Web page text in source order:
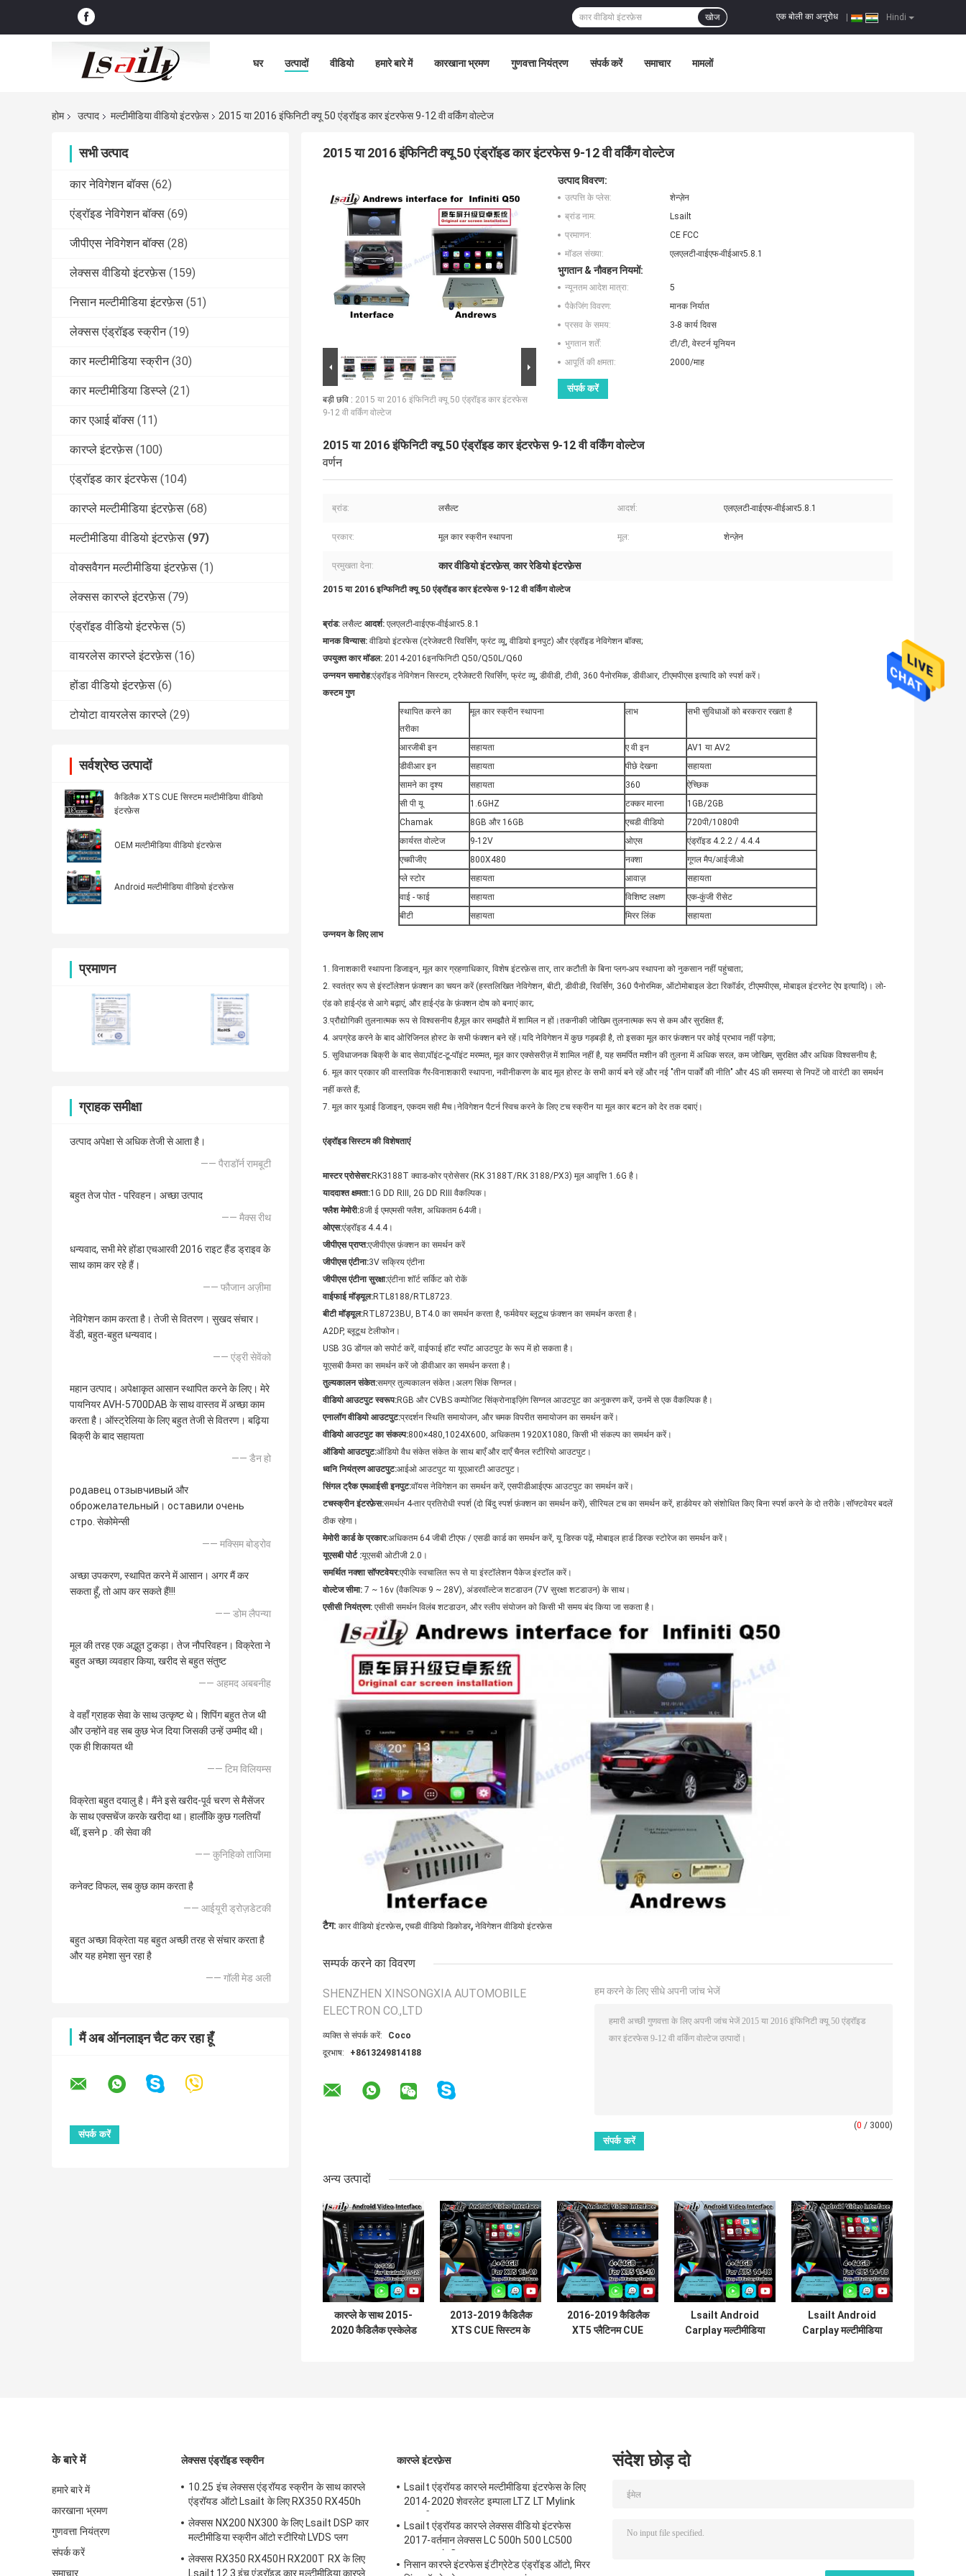
Hindi
एक बोली का अनुरोध
खोज
घर उत्पादों वीडियो हमारे बारे में कारखाना भ्रमण गुणवत्ता नियंत्रण संपर्क करें समाचार मामलों
होम उत्पाद मल्टीमीडिया वीडियो इंटरफ़ेस 2015 या 2016 इंफिनिटी क्यू 50 एंड्रॉइड कार इंटरफेस 9-12 वी वर्किंग वोल्टेज
सभी उत्पाद
कार नेविगेशन बॉक्स (62)
एंड्रॉइड नेविगेशन बॉक्स (69)
जीपीएस नेविगेशन बॉक्स (28)
लेक्सस वीडियो इंटरफ़ेस (159)
निसान मल्टीमीडिया इंटरफ़ेस (51)
लेक्सस एंड्रॉइड स्क्रीन (19)
कार मल्टीमीडिया स्क्रीन (30)
कार मल्टीमीडिया डिस्प्ले (21)
कार एआई बॉक्स (11)
कारप्ले इंटरफ़ेस (100)
एंड्रॉइड कार इंटरफेस (104)
कारप्ले मल्टीमीडिया इंटरफ़ेस (68)
मल्टीमीडिया वीडियो इंटरफ़ेस (97)
वोक्सवैगन मल्टीमीडिया इंटरफ़ेस (1)
लेक्सस कारप्ले इंटरफ़ेस (79)
एंड्रॉइड वीडियो इंटरफेस (5)
वायरलेस कारप्ले इंटरफ़ेस (16)
होंडा वीडियो इंटरफ़ेस (6)
टोयोटा वायरलेस कारप्ले (29)
सर्वश्रेष्ठ उत्पादों
कैडिलैक XTS CUE सिस्टम मल्टीमीडिया वीडियो
इंटरफ़ेस
OEM मल्टीमीडिया वीडियो इंटरफ़ेस
Android मल्टीमीडिया वीडियो इंटरफ़ेस
प्रमाणन
ग्राहक समीक्षा
उत्पाद अपेक्षा से अधिक तेजी से आता है।
—— पैराडॉर्न रामबूटी
बहुत तेज पोत - परिवहन। अच्छा उत्पाद
—— मैक्स रीथ
धन्यवाद, सभी मेरे होंडा एचआरवी 2016 राइट हैंड ड्राइव के
साथ काम कर रहे हैं।
—— फौजान अज़ीमा
नेविगेशन काम करता है। तेजी से वितरण। सुखद संचार।
वेंडी, बहुत-बहुत धन्यवाद।
—— एंड्री सेवेंको
महान उत्पाद। अपेक्षाकृत आसान स्थापित करने के लिए। मेरे
पायनियर AVH-5700DAB के साथ वास्तव में अच्छा काम
करता है। ऑस्ट्रेलिया के लिए बहुत तेजी से वितरण। बढ़िया
बिक्री के बाद सहायता
—— डैन हो
родавец отзывчивый और
оброжелательный। оставили очень
стро. सेकोमेन्सी
—— मक्सिम बोड्रोव
अच्छा उपकरण, स्थापित करने में आसान। अगर मैं कर
सकता हूँ, तो आप कर सकते हैं!!!
—— डोम लैपन्या
मूल की तरह एक अद्भुत टुकड़ा। तेज नौपरिवहन। विक्रेता ने
बहुत अच्छा व्यवहार किया, खरीद से बहुत संतुष्ट
—— अहमद अबबनीह
वे वहाँ ग्राहक सेवा के साथ उत्कृष्ट थे। शिपिंग बहुत तेज थी
और उन्होंने वह सब कुछ भेज दिया जिसकी उन्हें उम्मीद थी।
एक ही शिकायत थी
—— टिम विलियम्स
विक्रेता बहुत दयालु है। मैंने इसे खरीद-पूर्व चरण से मैसेंजर
के साथ एक्सचेंज करके खरीदा था। हालाँकि कुछ गलतियाँ
थीं, इसने p . की सेवा की
—— कुनिहिको ताजिमा
कनेक्ट विफल, सब कुछ काम करता है
—— आईयूरी ड्रोज़डेटकी
बहुत अच्छा विक्रेता यह बहुत अच्छी तरह से संचार करता है
और यह हमेशा सुन रहा है
—— गॉली मेड अली
मैं अब ऑनलाइन चैट कर रहा हूँ
2015 या 2016 इंफिनिटी क्यू 50 एंड्रॉइड कार इंटरफेस 9-12 वी वर्किंग वोल्टेज
बड़ी छवि : 2015 या 2016 इंफिनिटी क्यू 50 एंड्रॉइड कार इंटरफेस
9-12 वी वर्किंग वोल्टेज
उत्पाद विवरण:
उत्पत्ति के प्लेस:
शेन्ज़ेन
ब्रांड नाम:
Lsailt
प्रमाणन:
CE FCC
मॉडल संख्या:
एलएलटी-वाईएफ-वीईआर5.8.1
भुगतान & नौवहन नियमों:
न्यूनतम आदेश मात्रा:
5
पैकेजिंग विवरण:
मानक निर्यात
प्रसव के समय:
3-8 कार्य दिवस
भुगतान शर्तें:
टी/टी, वेस्टर्न यूनियन
आपूर्ति की क्षमता:
2000/माह
संपर्क करें
2015 या 2016 इंफिनिटी क्यू 50 एंड्रॉइड कार इंटरफेस 9-12 वी वर्किंग वोल्टेज
वर्णन
ब्रांड: लसैल्ट आदर्श: एलएलटी-वाईएफ-वीईआर5.8.1
प्रकार: मूल कार स्क्रीन स्थापना मूल: शेन्ज़ेन
प्रमुखता देना: कार वीडियो इंटरफ़ेस,कार रेडियो इंटरफ़ेस
2015 या 2016 इन्फिनिटी क्यू 50 एंड्रॉइड कार इंटरफेस 9-12 वी वर्किंग वोल्टेज
ब्रांड: लसैल्ट आदर्श: एलएलटी-वाईएफ-वीईआर5.8.1
मानक विन्यास: वीडियो इंटरफेस (ट्रेजेक्टरी रिवर्सिंग, फ्रंट व्यू, वीडियो इनपुट) और एंड्रॉइड नेविगेशन बॉक्स;
उपयुक्त कार मॉडल: 2014-2016इनफिनिटी Q50/Q50L/Q60
उन्नयन समारोह:एंड्रॉइड नेविगेशन सिस्टम, ट्रैजेक्टरी रिवर्सिंग, फ्रंट व्यू, डीवीडी, टीवी, 360 पैनोरमिक, डीवीआर, टीएमपीएस इत्यादि को स्पर्श करें।
कस्टम गुण
स्थापित करने का
तरीका
मूल कार स्क्रीन स्थापना लाभ सभी सुविधाओं को बरकरार रखता है
आरजीबी इन सहायता ए वी इन
AV1 या AV2
डीवीआर इन
सहायता पीछे देखना
सहायता
सामने का दृश्य
सहायता 360
ऐच्छिक
सी पी यू
1.6GHZ टक्कर मारना
1GB/2GB
Chamak
8GB और 16GB एचडी वीडियो
720पी/1080पी
कार्यरत वोल्टेज
9-12V ओएस
एंड्रॉइड 4.2.2 / 4.4.4
एचवीजीए
800X480 नक्शा
गूगल मैप/आईजीओ
प्ले स्टोर
सहायता आवाज़
सहायता
वाई - फाई
सहायता विशिष्ट लक्षण
एक-कुंजी रीसेट
बीटी
सहायता मिरर लिंक
सहायता
उन्नयन के लिए लाभ
1. विनाशकारी स्थापना डिजाइन, मूल कार ग्रहणाधिकार, विशेष इंटरफ़ेस तार, तार कटौती के बिना प्लग-अप स्थापना को नुकसान नहीं पहुंचाता;
2. स्वतंत्र रूप से इंस्टॉलेशन फ़ंक्शन का चयन करें (हस्तलिखित नेविगेशन, बीटी, डीवीडी, रिवर्सिंग, 360 पैनोरमिक, ऑटोमोबाइल डेटा रिकॉर्डर, टीएमपीएस, मोबाइल इंटरनेट ऐप इत्यादि)। लो-
एंड को हाई-एंड से आगे बढ़ाएं, और हाई-एंड के फ़ंक्शन दोष को बनाएं कार;
3.प्रौद्योगिकी तुलनात्मक रूप से विश्वसनीय है;मूल कार समझौते में शामिल न हों।तकनीकी जोखिम तुलनात्मक रूप से कम और सुरक्षित हैं;
4. अपग्रेड करने के बाद ओरिजिनल होस्ट के सभी फंक्शन बने रहें।यदि नेविगेशन में कुछ गड़बड़ी है, तो इसका मूल कार फ़ंक्शन पर कोई प्रभाव नहीं पड़ेगा;
5. सुविधाजनक बिक्री के बाद सेवा;पॉइंट-टू-पॉइंट मरम्मत, मूल कार एक्सेसरीज़ में शामिल नहीं है, यह समर्पित मशीन की तुलना में अधिक सरल, कम जोखिम, सुरक्षित और अधिक विश्वसनीय है;
6. मूल कार प्रकार की वास्तविक गैर-विनाशकारी स्थापना, नवीनीकरण के बाद मूल होस्ट के सभी कार्य बने रहें और नई "तीन पार्कों की नीति" और 4S की समस्या से निपटें जो वारंटी का समर्थन
नहीं करते हैं;
7. मूल कार यूआई डिजाइन, एकदम सही मैच।नेविगेशन पैटर्न स्विच करने के लिए टच स्क्रीन या मूल कार बटन को देर तक दबाएं।
एंड्रॉइड सिस्टम की विशेषताएं
मास्टर प्रोसेसर:RK3188T क्वाड-कोर प्रोसेसर (RK 3188T/RK 3188/PX3) मूल आवृत्ति 1.6G है।
याददाश्त क्षमता:1G DD RIII, 2G DD RIII वैकल्पिक।
फ्लैश मेमोरी:8जी ई एमएमसी फ्लैश, अधिकतम 64जी।
ओएस:एंड्रॉइड 4.4.4।
जीपीएस प्राप्त:एजीपीएस फ़ंक्शन का समर्थन करें
जीपीएस एंटीना:3V सक्रिय एंटीना
जीपीएस एंटीना सुरक्षा:एंटीना शॉर्ट सर्किट को रोकें
वाईफाई मॉड्यूल:RTL8188/RTL8723.
बीटी मॉड्यूल:RTL8723BU, BT4.0 का समर्थन करता है, फर्मवेयर ब्लूटूथ फ़ंक्शन का समर्थन करता है।
A2DP, ब्लूटूथ टेलीफोन।
USB 3G डोंगल को सपोर्ट करें, वाईफाई हॉट स्पॉट आउटपुट के रूप में हो सकता है।
यूएसबी कैमरा का समर्थन करें जो डीवीआर का समर्थन करता है।
तुल्यकालन संकेत:समग्र तुल्यकालन संकेत।अलग सिंक सिग्नल।
वीडियो आउटपुट स्वरूप:RGB और CVBS कम्पोजिट सिंक्रोनाइज़िंग सिग्नल आउटपुट का अनुकरण करें, उनमें से एक वैकल्पिक है।
एनालॉग वीडियो आउटपुट:प्रदर्शन स्थिति समायोजन, और चमक विपरीत समायोजन का समर्थन करें।
वीडियो आउटपुट का संकल्प:800×480,1024X600, अधिकतम 1920X1080, किसी भी संकल्प का समर्थन करें।
ऑडियो आउटपुट:ऑडियो वैध संकेत संकेत के साथ बाएँ और दाएँ चैनल स्टीरियो आउटपुट।
ध्वनि नियंत्रण आउटपुट:आईओ आउटपुट या यूएआरटी आउटपुट।
सिंगल ट्रैक एमआईसी इनपुट:वॉयस नेविगेशन का समर्थन करें, एसपीडीआईएफ आउटपुट का समर्थन करें।
टचस्क्रीन इंटरफ़ेस:समर्थन 4-तार प्रतिरोधी स्पर्श (दो बिंदु स्पर्श फ़ंक्शन का समर्थन करें), सीरियल टच का समर्थन करें, हार्डवेयर को संशोधित किए बिना स्पर्श करने के दो तरीके।सॉफ्टवेयर बदलें
ठीक रहेगा।
मेमोरी कार्ड के प्रकार:अधिकतम 64 जीबी टीएफ / एसडी कार्ड का समर्थन करें, यू डिस्क पढ़ें, मोबाइल हार्ड डिस्क स्टोरेज का समर्थन करें।
यूएसबी पोर्ट :यूएसबी ओटीजी 2.0।
समर्थित नक्शा सॉफ्टवेयर:एपीके स्वचालित रूप से या इंस्टॉलेशन पैकेज इंस्टॉल करें।
वोल्टेज सीमा: 7 ~ 16v (वैकल्पिक 9 ~ 28V), अंडरवॉल्टेज शटडाउन (7V सुरक्षा शटडाउन) के साथ।
एसीसी नियंत्रण: एसीसी समर्थन विलंब शटडाउन, और स्लीप संयोजन को किसी भी समय बंद किया जा सकता है।
टैग: कार वीडियो इंटरफ़ेस, एचडी वीडियो डिकोडर, नेविगेशन वीडियो इंटरफ़ेस
सम्पर्क करने का विवरण
SHENZHEN XINSONGXIA AUTOMOBILE
ELECTRON CO.,LTD
व्यक्ति से संपर्क करें:
Coco
दूरभाष:
+8613249814188
हम करने के लिए सीधे अपनी जांच भेजें
(0 / 3000)
अन्य उत्पादों
कारप्ले के साथ 2015-
2020 कैडिलैक एस्केलेड
2013-2019 कैडिलैक
XTS CUE सिस्टम के
2016-2019 कैडिलैक
XT5 प्लैटिनम CUE
Lsailt Android
Carplay मल्टीमीडिया
Lsailt Android
Carplay मल्टीमीडिया
के बारे में
हमारे बारे में
कारखाना भ्रमण
गुणवत्ता नियंत्रण
संपर्क करें
समाचार
लेक्सस एंड्रॉइड स्क्रीन
10.25 इंच लेक्सस एंड्रॉयड स्क्रीन के साथ कारप्ले
एंड्रॉयड ऑटो Lsailt के लिए RX350 RX450h
लेक्सस NX200 NX300 के लिए Lsailt DSP कार
मल्टीमीडिया स्क्रीन ऑटो स्टीरियो LVDS प्लग
लेक्सस RX350 RX450H RX200T RX के लिए
Lsailt 12.3 इंच एंड्रॉइड कार मल्टीमीडिया कारप्ले
कारप्ले इंटरफ़ेस
Lsailt एंड्रॉयड कारप्ले मल्टीमीडिया इंटरफेस के लिए
2014-2020 शेवरलेट इम्पाला LTZ LT Mylink
Lsailt एंड्रॉयड कारप्ले लेक्सस वीडियो इंटरफेस
2017-वर्तमान लेक्सस LC 500h 500 LC500
निसान कारप्ले इंटरफेस इंटीग्रेटेड एंड्रॉइड ऑटो, मिरर
संदेश छोड़ दो